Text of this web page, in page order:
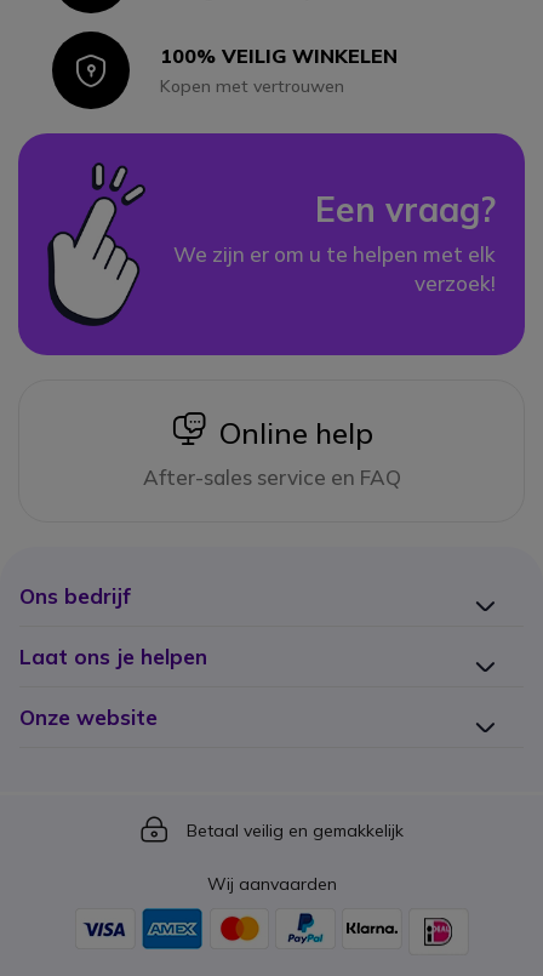
Icon100% VEILIG WINKELEN
Kopen met vertrouwen
Een vraag?
We zijn er om u te helpen met elk
verzoek!
icon
Online help
After-sales service en FAQ
Ons bedrijf
Laat ons je helpen
Onze website
Icon
Betaal veilig en gemakkelijk
Wij aanvaarden